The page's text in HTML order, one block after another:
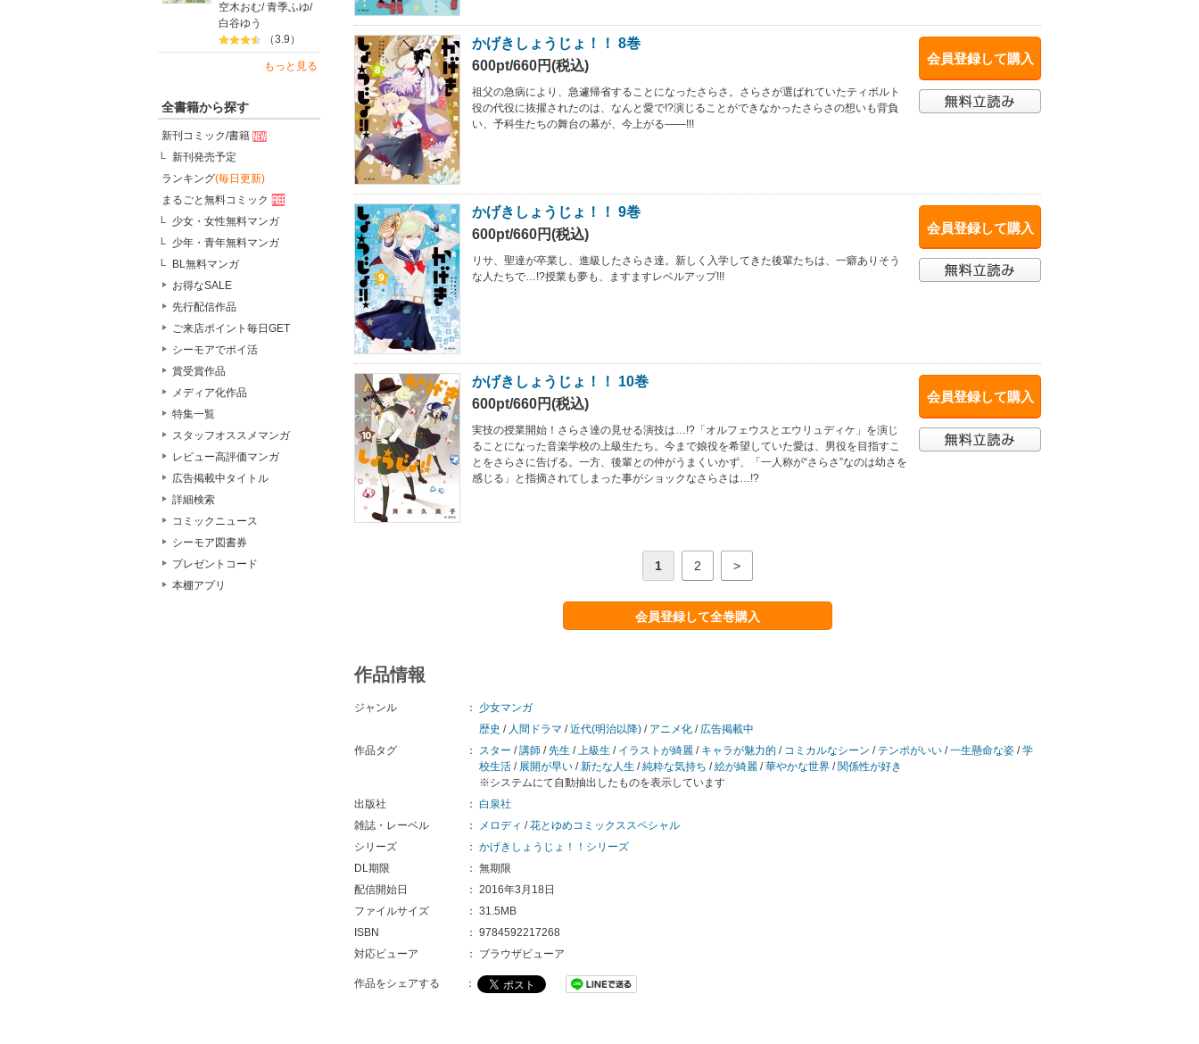
空木おむ/青季ふゆ/
白谷ゆう
（3.9）
もっと見る
全書籍から探す
新刊コミック/書籍
新刊発売予定
ランキング(毎日更新)
まるごと無料コミック
少女・女性無料マンガ
少年・青年無料マンガ
BL無料マンガ
お得なSALE
先行配信作品
ご来店ポイント毎日GET
シーモアでポイ活
賞受賞作品
メディア化作品
特集一覧
スタッフオススメマンガ
レビュー高評価マンガ
広告掲載中タイトル
詳細検索
コミックニュース
シーモア図書券
プレゼントコード
本棚アプリ
会員登録して購入
かげきしょうじょ！！ 8巻
600pt/660円(税込)
祖父の急病により、急遽帰省することになったさらさ。さらさが選ばれていたティボルト
役の代役に抜擢されたのは、なんと愛で!?演じることができなかったさらさの想いも背負
い、予科生たちの舞台の幕が、今上がる――!!!
会員登録して購入
かげきしょうじょ！！ 9巻
600pt/660円(税込)
リサ、聖達が卒業し、進級したさらさ達。新しく入学してきた後輩たちは、一癖ありそう
な人たちで…!?授業も夢も、ますますレベルアップ!!!
会員登録して購入
かげきしょうじょ！！ 10巻
600pt/660円(税込)
実技の授業開始！さらさ達の見せる演技は…!?「オルフェウスとエウリュディケ」を演じ
ることになった音楽学校の上級生たち。今まで娘役を希望していた愛は、男役を目指すこ
とをさらさに告げる。一方、後輩との仲がうまくいかず、「一人称が“さらさ”なのは幼さを
感じる」と指摘されてしまった事がショックなさらさは…!?
1 2 >
会員登録して全巻購入
作品情報
ジャンル ：
少女マンガ
歴史 / 人間ドラマ /近代(明治以降) / アニメ化 / 広告掲載中
作品タグ
： スター /講師 /先生 /上級生 / イラストが綺麗 / キャラが魅力的 / コミカルなシーン /テンポがいい /一生懸命な姿 /学
校生活 / 展開が早い /新たな人生 /純粋な気持ち /絵が綺麗 /華やかな世界 / 関係性が好き
※システムにて自動抽出したものを表示しています
出版社
： 白泉社
雑誌・レーベル
： メロディ /花とゆめコミックススペシャル
シリーズ
： かげきしょうじょ！！シリーズ
DL期限
： 無期限
配信開始日
： 2016年3月18日
ファイルサイズ
： 31.5MB
ISBN
： 9784592217268
対応ビューア
： ブラウザビューア
作品をシェアする ：